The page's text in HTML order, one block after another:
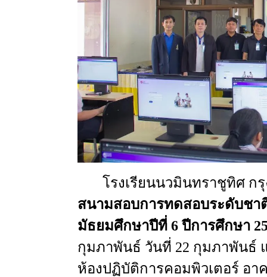
โรงเรียนนวมินทราชูทิศ กรุ
สนามสอบการทดสอบระดับชา
มัธยมศึกษาปีที่ 6 ปีการศึกษา
กุมภาพันธ์ วันที่ 22 กุมภาพัน
ห้องปฏิบัติการคอมพิวเตอร์ อา